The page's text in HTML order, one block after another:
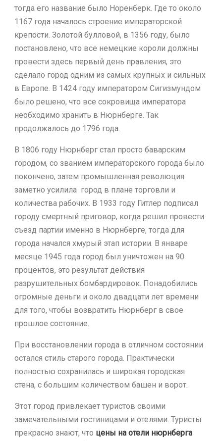
тогда его название было Норенберк. Где то около
1167 года началось строение императорской
крепости. Золотой булловой, в 1356 году, было
постановлено, что все немецкие короли должны
провести здесь первый день правления, это
сделало город одним из самых крупных и сильных
в Европе. В 1424 году императором Сигизмундом
было решено, что все сокровища императора
необходимо хранить в Нюрнберге. Так
продолжалось до 1796 года.
В 1806 году Нюрнберг стал просто баварским
городом, со званием императорского города было
покончено, затем промышленная революция
заметно усилила город в плане торговли и
количества рабочих. В 1933 году Гитлер подписал
городу смертный приговор, когда решил провести
съезд партии именно в Нюрнберге, тогда для
города начался хмурый этап истории. В январе
месяце 1945 года город был уничтожен на 90
процентов, это результат действия
разрушительных бомбардировок. Понадобились
огромные деньги и около двадцати лет времени
для того, чтобы возвратить Нюрнберг в свое
прошлое состояние.
При восстановлении города в отличном состоянии
остался стиль старого города. Практически
полностью сохранилась и широкая городская
стена, с большим количеством башен и ворот.
Этот город привлекает туристов своими
замечательными гостиницами и отелями. Туристы
прекрасно знают, что цены на отели нюрнберга